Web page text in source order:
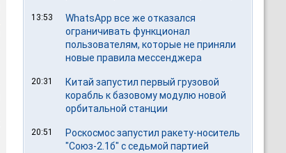
13:53
WhatsApp все же отказался
ограничивать функционал
пользователям, которые не приняли
новые правила мессенджера
20:31
Китай запустил первый грузовой
корабль к базовому модулю новой
орбитальной станции
20:51
Роскосмос запустил ракету-носитель
"Союз-2.1б" с седьмой партией